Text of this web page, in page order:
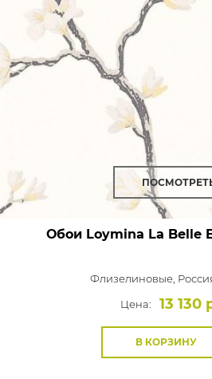
Обои Loymina La Belle
Флизелиновые,
Цена:
13 130
В КОРЗИНУ